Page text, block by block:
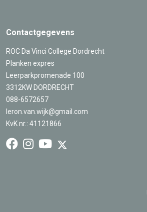
Contactgegevens
ROC Da Vinci College Dordrecht
Planken expres
Leerparkpromenade 100
3312KW DORDRECHT
088-6572657
leron.van.wijk@gmail.com
KvK nr.: 41121866